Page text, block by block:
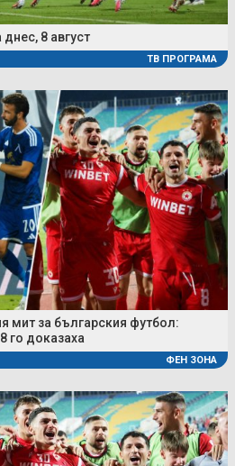
8 август
ТВ ПРОГРАМА
мит за българския футбол:
го доказаха
ФЕН ЗОНА